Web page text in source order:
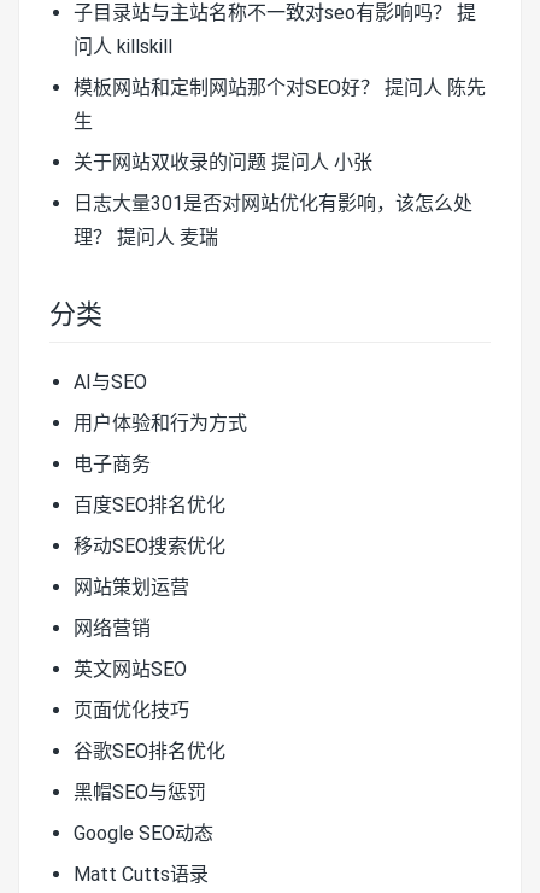
子目录站与主站名称不一致对seo有影响吗？
提
问人 killskill
模板网站和定制网站那个对SEO好？
提问人 陈先
生
关于网站双收录的问题 提问人 小张
日志大量301是否对网站优化有影响，该怎么处
理？
提问人 麦瑞
分类
AI与SEO
用户体验和行为方式
电子商务
百度SEO排名优化
移动SEO搜索优化
网站策划运营
网络营销
英文网站SEO
页面优化技巧
谷歌SEO排名优化
黑帽SEO与惩罚
Google SEO动态
Matt Cutts语录